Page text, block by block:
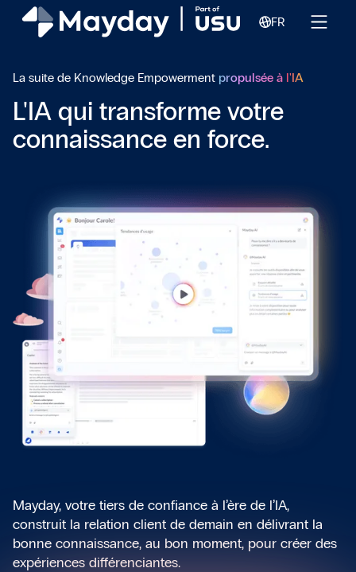
FR
La suite de Knowledge Empowerment propulsée à l'IA
L'IA qui transforme votre
connaissance en force.
Mayday, votre tiers de confiance à l’ère de l’IA,
construit la relation client de demain en délivrant la
bonne connaissance, au bon moment, pour créer des
expériences différenciantes.